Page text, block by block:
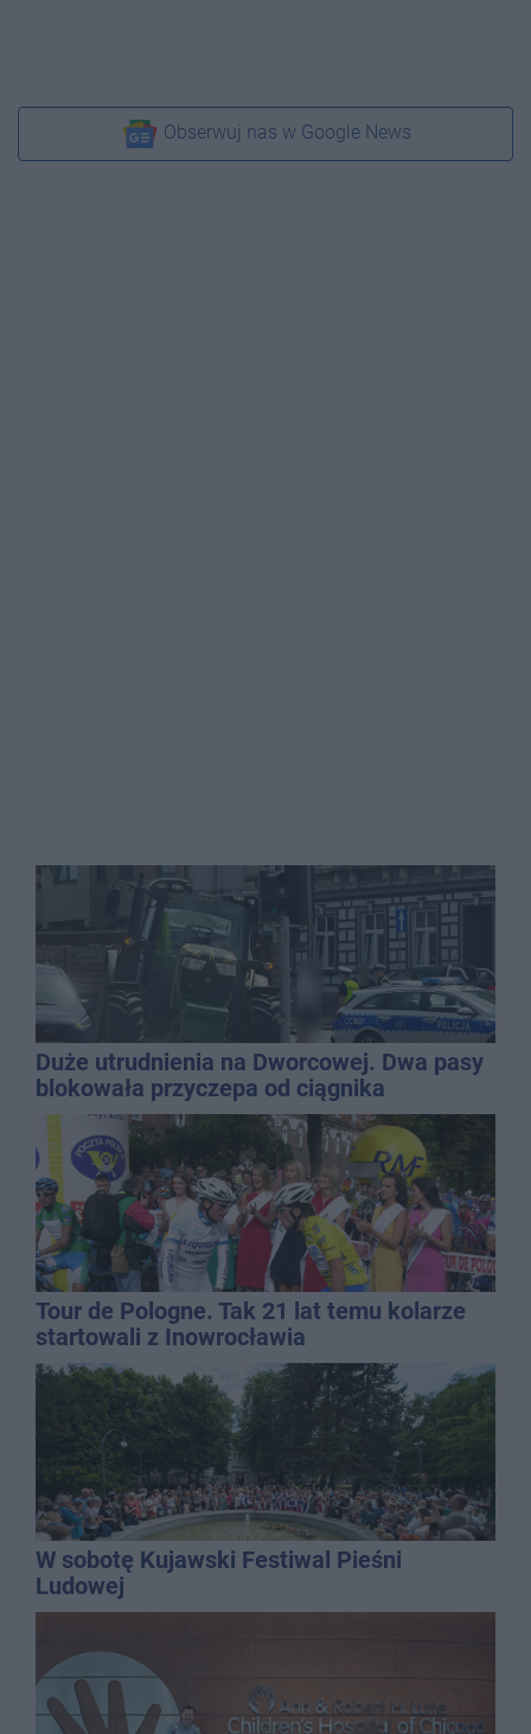
Obserwuj nas w Google News
Duże utrudnienia na Dworcowej. Dwa pasy
blokowała przyczepa od ciągnika
Tour de Pologne. Tak 21 lat temu kolarze
startowali z Inowrocławia
W sobotę Kujawski Festiwal Pieśni
Ludowej